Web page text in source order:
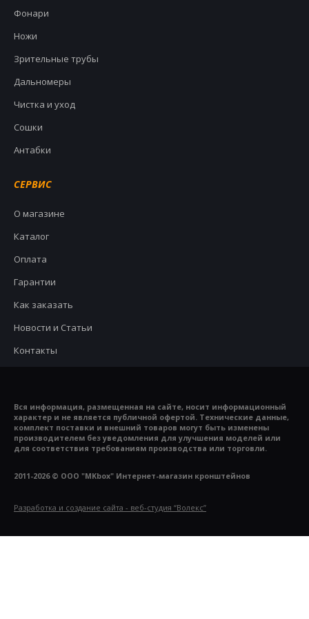
Фонари
Ножи
Зрительные трубы
Дальномеры
Чистка и уход
Сошки
Антабки
СЕРВИС
О магазине
Каталог
Оплата
Гарантии
Как заказать
Новости и Статьи
Контакты
Вся информация, размещенная на сайте, носит информационный
характер и не является публичной офертой. Технические данные,
комплект поставки и внешний товаров могут быть изменены
производителем без уведомления для улучшения моделей или
для соответствия требованиям производства или торговли.
2011-2026 © ООО "MKbox" Интернет-магазин кронштейнов
Разработка и создание сайта - веб-студия “Волекс”